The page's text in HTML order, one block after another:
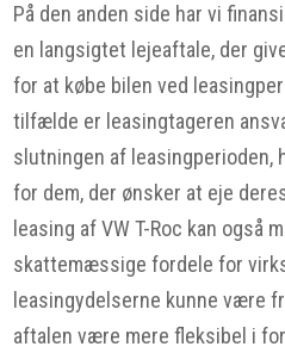
På den anden side har vi
en langsigtet lejeaftale, der
for at købe bilen ved
tilfælde er leasingtageren
slutningen af leasingperioden,
for dem, der ønsker at eje
leasing af VW T-Roc kan også
skattemæssige fordele for
leasingydelserne kunne være
aftalen være mere fleksibel i